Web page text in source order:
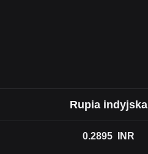
Rupia indyjska
0.2895 INR